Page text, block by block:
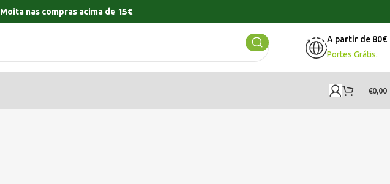
Moita nas compras acima de 15€
A partir de 80€
Portes Grátis.
€0,00